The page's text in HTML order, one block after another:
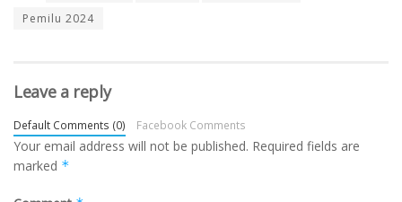
Pemilu 2024
Leave a reply
Default Comments (0) Facebook Comments
Your email address will not be published. Required fields are
marked *